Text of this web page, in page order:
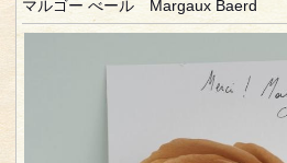
マルゴー べール Margaux Baerd